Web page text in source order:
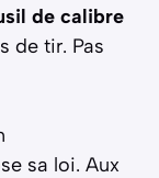
de calibre
de tir. Pas
sa loi. Aux